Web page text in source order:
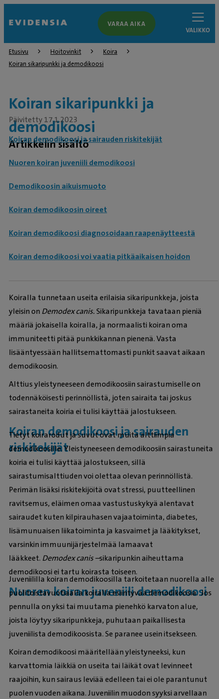
VARAA AIKA
VALIKKO
Etusivu Hoitovinkit
Koira
Koiran sikaripunkki ja demodikoosi
Koiran sikaripunkki ja
demodikoosi
Päivitetty 17.1.2023
Artikkelin sisältö
Koiran demodikoosi ja sairauden riskitekijät
Nuoren koiran juveniili demodikoosi
Demodikoosin aikuismuoto
Koiran demodikoosin oireet
Koiran demodikoosi diagnosoidaan raapenäytteestä
Koiran demodikoosi voi vaatia pitkäaikaisen hoidon
Koiralla tunnetaan useita erilaisia sikaripunkkeja, joista
yleisin on Demodex canis.Sikaripunkkeja tavataan pieniä
määriä jokaisella koiralla, ja normaalisti koiran oma
immuniteetti pitää punkkikannan pienenä. Vasta
lisääntyessään hallitsemattomasti punkit saavat aikaan
demodikoosin.
Alttius yleistyneeseen demodikoosiin sairastumiselle on
todennäköisesti perinnöllistä, joten sairaita tai joskus
sairastaneita koiria ei tulisi käyttää jalostukseen.
Koiran demodikoosi ja sairauden
riskitekijät
Tietyt koirarodut ja suvut ovat muita alttiimpia
demodikoosille. Yleistyneeseen demodikoosiin sairastuneita
koiria ei tulisi käyttää jalostukseen, sillä
sairastumisalttiuden voi olettaa olevan perinnöllistä.
Perimän lisäksi riskitekijöitä ovat stressi, puutteellinen
ravitsemus, eläimen omaa vastustuskykyä alentavat
sairaudet kuten kilpirauhasen vajaatoiminta, diabetes,
lisämunuaisen liikatoiminta ja kasvaimet ja lääkitykset,
varsinkin immuunijärjestelmää lamaavat
lääkkeet. Demodex canis –sikaripunkin aiheuttama
demodikoosi ei tartu koirasta toiseen.
Nuoren koiran juveniili demodikoosi
Juveniililla koiran demodikoosilla tarkoitetaan nuorella alle
puolitoistavuotiaalla koiralla esiintyvää demodikoosia. Jos
pennulla on yksi tai muutama pienehkö karvaton alue,
joista löytyy sikaripunkkeja, puhutaan paikallisesta
juveniilista demodikoosista. Se paranee usein itsekseen.
Koiran demodikoosi määritellään yleistyneeksi, kun
karvattomia läikkiä on useita tai läikät ovat levinneet
raajoihin, kun sairaus leviää edelleen tai ei ole parantunut
puolen vuoden aikana. Juveniilin muodon syyksi arvellaan